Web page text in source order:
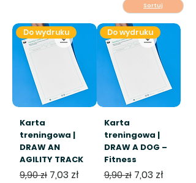
Sortuj
Do wydruku
Karta
treningowa |
DRAW AN
AGILITY TRACK
Regularna cena
9,90 zł Cena rabatowa
7,03 zł
Do wydruku
Karta
treningowa |
DRAW A DOG –
Fitness
Regularna cena
9,90 zł Cena
7,03 zł